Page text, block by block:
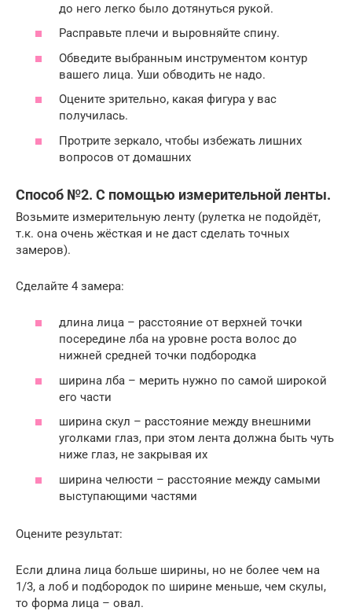
до него легко было дотянуться рукой.
Расправьте плечи и выровняйте спину.
Обведите выбранным инструментом контур
вашего лица. Уши обводить не надо.
Оцените зрительно, какая фигура у вас
получилась.
Протрите зеркало, чтобы избежать лишних
вопросов от домашних
Способ №2. С помощью измерительной ленты.
Возьмите измерительную ленту (рулетка не подойдёт,
т.к. она очень жёсткая и не даст сделать точных
замеров).
Сделайте 4 замера:
длина лица – расстояние от верхней точки
посередине лба на уровне роста волос до
нижней средней точки подбородка
ширина лба – мерить нужно по самой широкой
его части
ширина скул – расстояние между внешними
уголками глаз, при этом лента должна быть чуть
ниже глаз, не закрывая их
ширина челюсти – расстояние между самыми
выступающими частями
Оцените результат:
Если длина лица больше ширины, но не более чем на
1/3, а лоб и подбородок по ширине меньше, чем скулы,
то форма лица – овал.